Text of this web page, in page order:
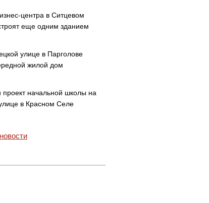
центра в Ситцевом
еще одним зданием
улице в Парголове
жилой дом
проект начальной школы на
в Красном Селе